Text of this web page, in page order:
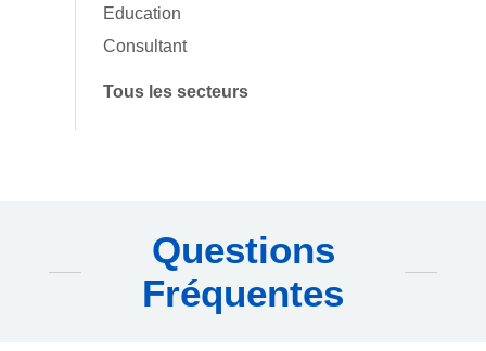
Education
Consultant
Tous les secteurs
Questions
Fréquentes